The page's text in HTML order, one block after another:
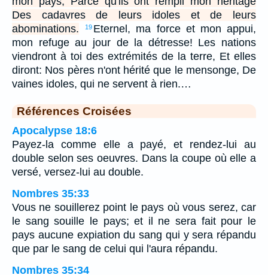
Des cadavres de leurs idoles et de leurs
abominations.
19 Eternel, ma force et mon appui,
mon refuge au jour de la détresse! Les nations
viendront à toi des extrémités de la terre, Et elles
diront: Nos pères n'ont hérité que le mensonge, De
vaines idoles, qui ne servent à rien.…
Références Croisées
Apocalypse 18:6
Payez-la comme elle a payé, et rendez-lui au
double selon ses oeuvres. Dans la coupe où elle a
versé, versez-lui au double.
Nombres 35:33
Vous ne souillerez point le pays où vous serez, car
le sang souille le pays; et il ne sera fait pour le
pays aucune expiation du sang qui y sera répandu
que par le sang de celui qui l'aura répandu.
Nombres 35:34